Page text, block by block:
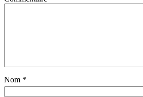
Nom *